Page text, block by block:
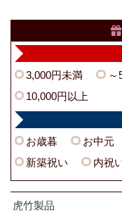
3,000円未満 ～
10,000円以上
お歳暮 お中元
新築祝い
内祝
虎竹製品